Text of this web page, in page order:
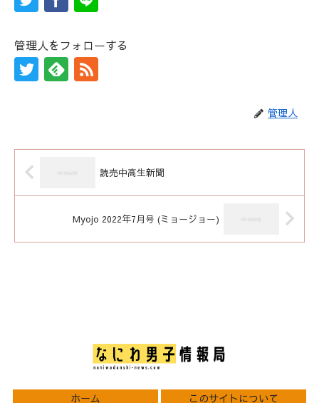
管理人をフォローする
管理人
読売中高生新聞
Myojo 2022年7月号 (ミョージョー)
ホーム このサイトについて